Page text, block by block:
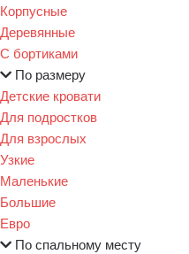
Корпусные
Деревянные
С бортиками
По размеру
Детские кровати
Для подростков
Для взрослых
Узкие
Маленькие
Большие
Евро
По спальному месту